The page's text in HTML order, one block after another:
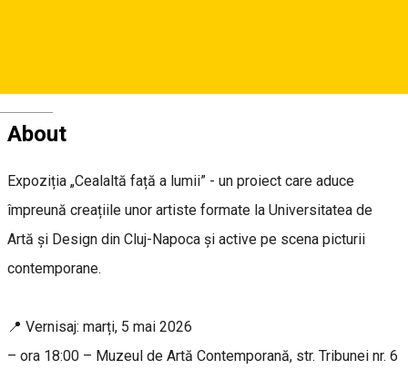
About
Expoziția „Cealaltă față a lumii” - un proiect care aduce
împreună creațiile unor artiste formate la Universitatea de
Artă și Design din Cluj-Napoca și active pe scena picturii
contemporane.
📍 Vernisaj: marți, 5 mai 2026
– ora 18:00 – Muzeul de Artă Contemporană, str. Tribunei nr. 6